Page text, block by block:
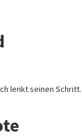
lenkt seinen Schritt.